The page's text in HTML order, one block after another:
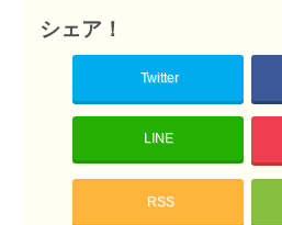
シェア！
Twitter
LINE
RSS